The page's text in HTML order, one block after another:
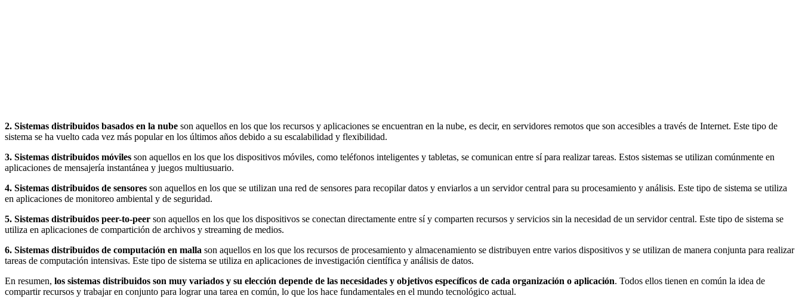
2. Sistemas distribuidos basados en la nube son aquellos en los que los recursos y aplicaciones se encuentran en la nube, es decir, en servidores remotos que son accesibles a través de Internet. Este tipo de
sistema se ha vuelto cada vez más popular en los últimos años debido a su escalabilidad y flexibilidad.
3. Sistemas distribuidos móviles son aquellos en los que los dispositivos móviles, como teléfonos inteligentes y tabletas, se comunican entre sí para realizar tareas. Estos sistemas se utilizan comúnmente en
aplicaciones de mensajería instantánea y juegos multiusuario.
4. Sistemas distribuidos de sensores son aquellos en los que se utilizan una red de sensores para recopilar datos y enviarlos a un servidor central para su procesamiento y análisis. Este tipo de sistema se utiliza
en aplicaciones de monitoreo ambiental y de seguridad.
5. Sistemas distribuidos peer-to-peer son aquellos en los que los dispositivos se conectan directamente entre sí y comparten recursos y servicios sin la necesidad de un servidor central. Este tipo de sistema se
utiliza en aplicaciones de compartición de archivos y streaming de medios.
6. Sistemas distribuidos de computación en malla son aquellos en los que los recursos de procesamiento y almacenamiento se distribuyen entre varios dispositivos y se utilizan de manera conjunta para realizar
tareas de computación intensivas. Este tipo de sistema se utiliza en aplicaciones de investigación científica y análisis de datos.
En resumen, los sistemas distribuidos son muy variados y su elección depende de las necesidades y objetivos específicos de cada organización o aplicación. Todos ellos tienen en común la idea de
compartir recursos y trabajar en conjunto para lograr una tarea en común, lo que los hace fundamentales en el mundo tecnológico actual.